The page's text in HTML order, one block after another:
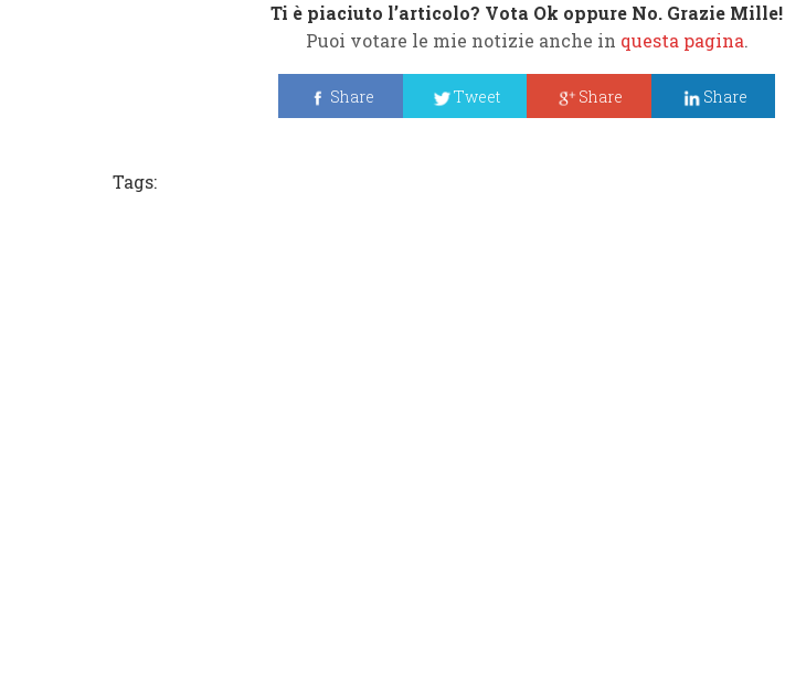
Ti è piaciuto l’articolo? Vota Ok oppure No. Grazie Mille!
Puoi votare le mie notizie anche in questa pagina.
Share Tweet Share Share
Tags: